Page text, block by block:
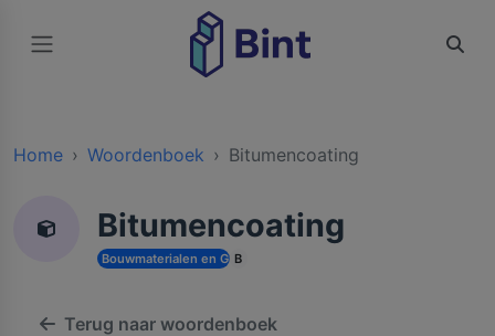
Home Woordenboek Bitumencoating
Bitumencoating
Bouwmaterialen en Grondstoffen
B
Terug naar woordenboek